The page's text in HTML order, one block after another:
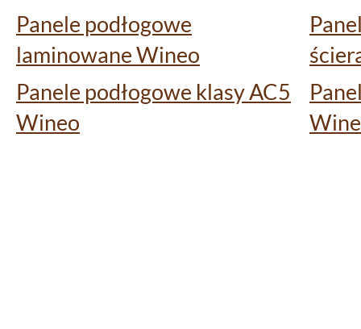
Panele podłogowe
laminowane Wineo
Panele podłogowe klasy AC5
Wineo